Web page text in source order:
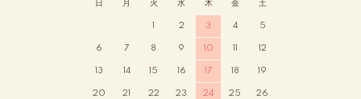
日 月 火 水 木 金 土
1 2 3 4 5
6 7 8 9 10 11 12
13 14 15 16 17 18 19
20 21 22 23 24 25 26